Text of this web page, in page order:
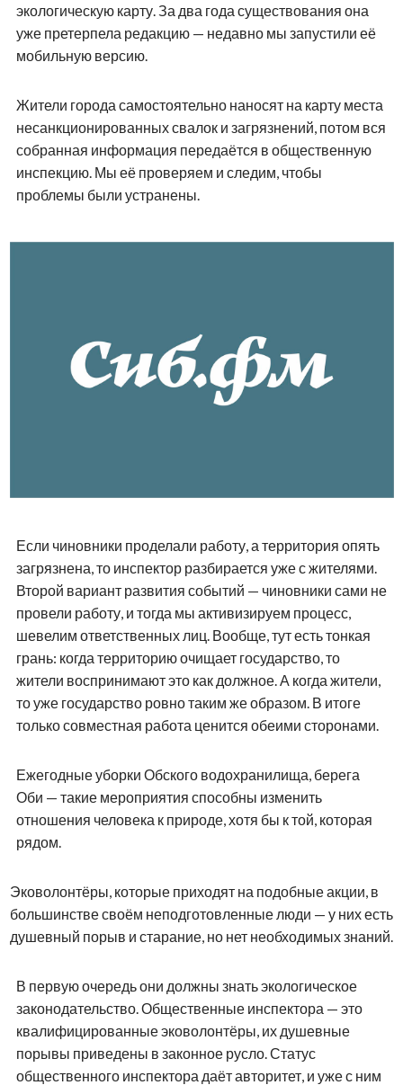
экологическую карту. За два года существования она
уже претерпела редакцию — недавно мы запустили её
мобильную версию.
Жители города самостоятельно наносят на карту места
несанкционированных свалок и загрязнений, потом вся
собранная информация передаётся в общественную
инспекцию. Мы её проверяем и следим, чтобы
проблемы были устранены.
Если чиновники проделали работу, а территория опять
загрязнена, то инспектор разбирается уже с жителями.
Второй вариант развития событий — чиновники сами не
провели работу, и тогда мы активизируем процесс,
шевелим ответственных лиц. Вообще, тут есть тонкая
грань: когда территорию очищает государство, то
жители воспринимают это как должное. А когда жители,
то уже государство ровно таким же образом. В итоге
только совместная работа ценится обеими сторонами.
Ежегодные уборки Обского водохранилища, берега
Оби — такие мероприятия способны изменить
отношения человека к природе, хотя бы к той, которая
рядом.
Эковолонтёры, которые приходят на подобные акции, в
большинстве своём неподготовленные люди — у них есть
душевный порыв и старание, но нет необходимых знаний.
В первую очередь они должны знать экологическое
законодательство. Общественные инспектора — это
квалифицированные эковолонтёры, их душевные
порывы приведены в законное русло. Статус
общественного инспектора даёт авторитет, и уже с ним